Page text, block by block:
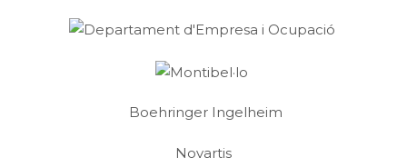
Boehringer Ingelheim
Novartis